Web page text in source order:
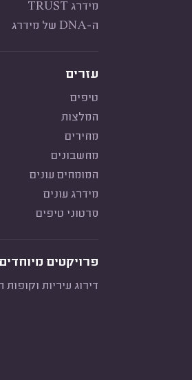
מידרג TRUST
ה-DNA של מידרג
עזרים
טיפים
המלצות
מחירים
מחשבונים
המומחים עונים
מידרג עונים
סרטוני טיפים
פרויקטים מיוחדים
דירוג עיריות וקופות